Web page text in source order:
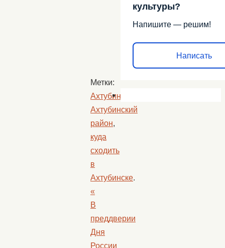
Метки:
Ахтубинск
Ахтубинский
район,
куда
сходить
в
Ахтубинске.
«
В
преддверии
Дня
России
культуры?
Напишите — решим!
Написать